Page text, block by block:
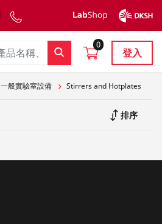
0
登入
一般實驗室設備 Stirrers and Hotplates
排序